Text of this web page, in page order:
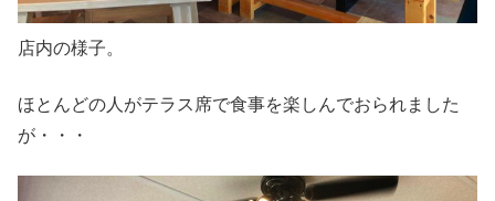
店内の様子。
ほとんどの人がテラス席で食事を楽しんでおられました
が・・・